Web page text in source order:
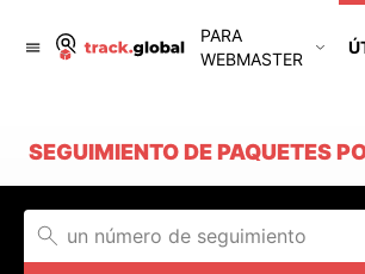
PARA
WEBMASTER
SEGUIMIENTO DE PAQUETES